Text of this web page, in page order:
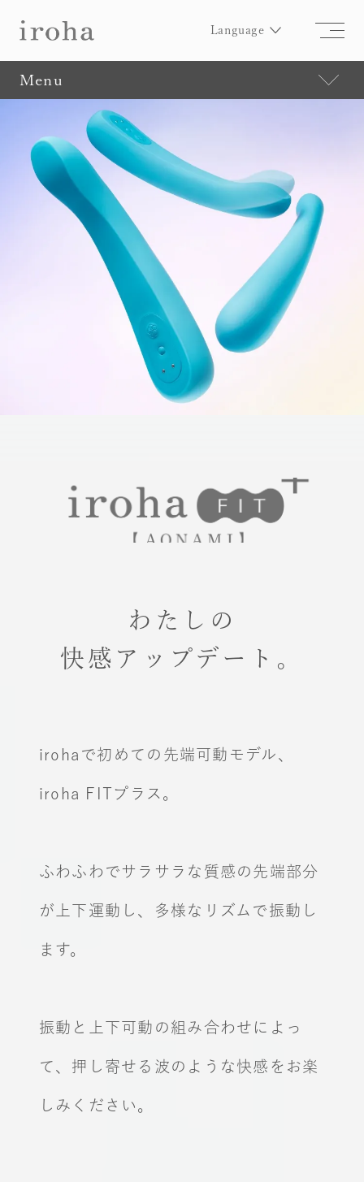
Language
Menu
わたしの
快感アップデート。
irohaで初めての先端可動モデル、
iroha FITプラス。
ふわふわでサラサラな質感の先端部分
が上下運動し、多様なリズムで振動し
ます。
振動と上下可動の組み合わせによっ
て、押し寄せる波のような快感をお楽
しみください。